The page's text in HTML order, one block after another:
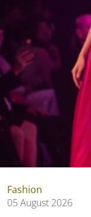
Fashion
05 August 2026